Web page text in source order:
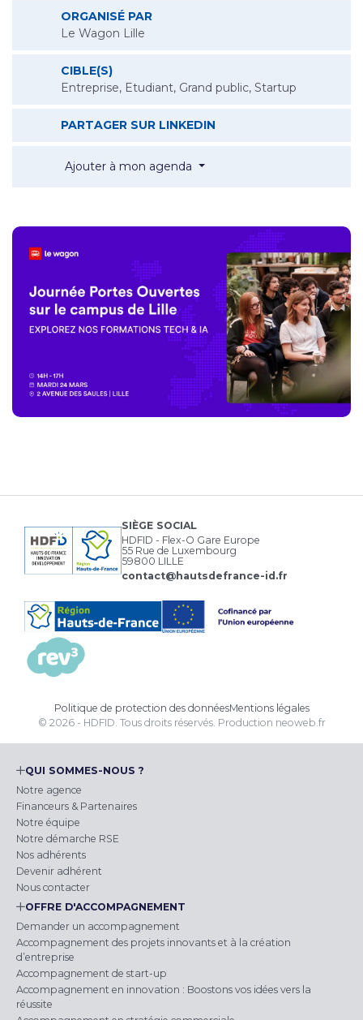
ORGANISÉ PAR
Le Wagon Lille
CIBLE(S)
Entreprise, Etudiant, Grand public, Startup
PARTAGER SUR LINKEDIN
Ajouter à mon agenda Journée Portes Ouvertes au
SIÈGE SOCIAL
HDFID - Flex-O Gare Europe
55 Rue de Luxembourg
59800 LILLE
contact@hautsdefrance-id.fr
Politique de protection des donnéesMentions légales
© 2026 - HDFID. Tous droits réservés. Production neoweb.fr
QUI SOMMES-NOUS ?
Notre agence
Financeurs & Partenaires
Notre équipe
Notre démarche RSE
Nos adhérents
Devenir adhérent
Nous contacter
OFFRE D'ACCOMPAGNEMENT
Demander un accompagnement
Accompagnement des projets innovants et à la création
d’entreprise
Accompagnement de start-up
Accompagnement en innovation : Boostons vos idées vers la
réussite